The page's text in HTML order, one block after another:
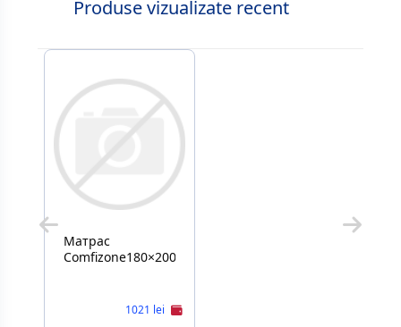
Produse vizualizate recent
Матрас
Comfizone180×200см
1021 lei